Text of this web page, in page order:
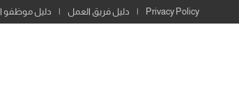
Privacy Policy دليل فريق العمل دليل